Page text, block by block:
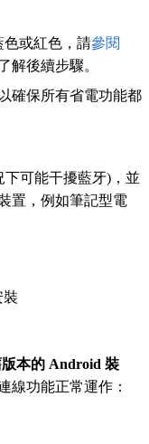
色或紅色，請參閱
解後續步驟。
確保所有省電功能都
下可能干擾藍牙)，並
置，例如筆記型電
裝
本的 Android 裝
線功能正常運作：